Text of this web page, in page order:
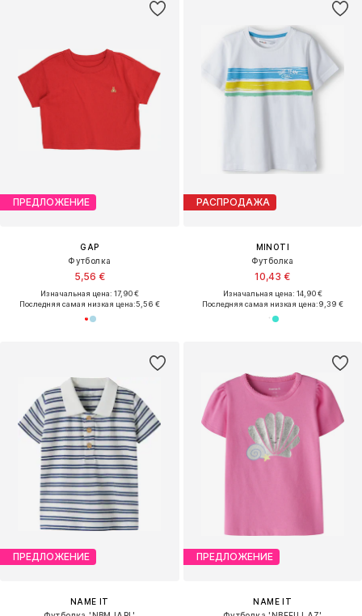
ПРЕДЛОЖЕНИЕ
GAP
Футболка
5,56 €
Изначальная цена: 17,90 €
Последняя самая низкая цена:5,56 €
РАСПРОДАЖА
MINOTI
Футболка
10,43 €
Изначальная цена: 14,90 €
Последняя самая низкая цена:9,39 €
ПРЕДЛОЖЕНИЕ
NAME IT
ПРЕДЛОЖЕНИЕ
NAME IT